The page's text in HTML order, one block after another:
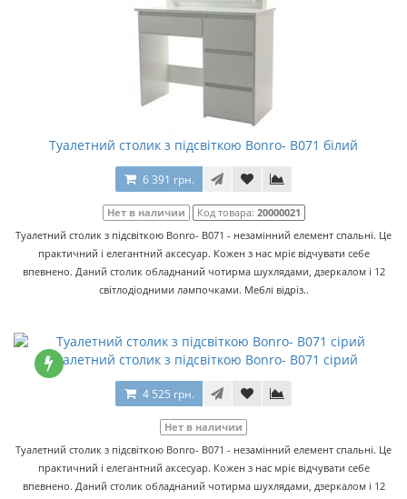
Туалетний столик з підсвіткою Bonro- B071 білий
6 391 грн.
Нет в наличии Код товара: 20000021
Туалетний столик з підсвіткою Bonro- B071 - незамінний елемент спальні. Це
практичний і елегантний аксесуар. Кожен з нас мріє відчувати себе
впевнено. Даний столик обладнаний чотирма шухлядами, дзеркалом і 12
світлодіодними лампочками. Меблі відріз..
Туалетний столик з підсвіткою Bonro- B071 сірий
4 525 грн.
Нет в наличии
Туалетний столик з підсвіткою Bonro- B071 - незамінний елемент спальні. Це
практичний і елегантний аксесуар. Кожен з нас мріє відчувати себе
впевнено. Даний столик обладнаний чотирма шухлядами, дзеркалом і 12